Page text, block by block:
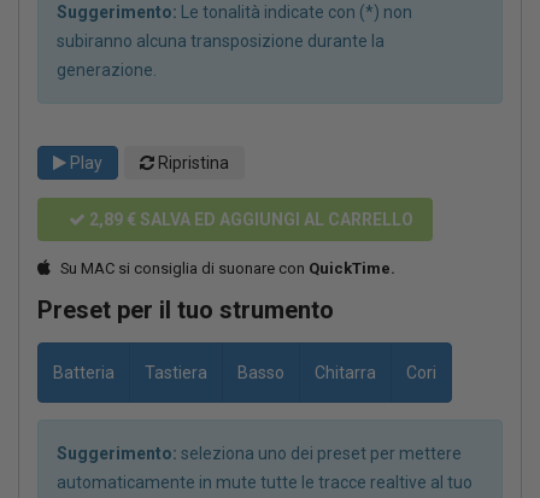
Suggerimento: Le tonalità indicate con (*) non
subiranno alcuna transposizione durante la
generazione.
Play Ripristina
2,89 € SALVA ED AGGIUNGI AL CARRELLO
Su MAC si consiglia di suonare con QuickTime.
Preset per il tuo strumento
Batteria Tastiera Basso Chitarra Cori
Suggerimento: seleziona uno dei preset per mettere
automaticamente in mute tutte le tracce realtive al tuo